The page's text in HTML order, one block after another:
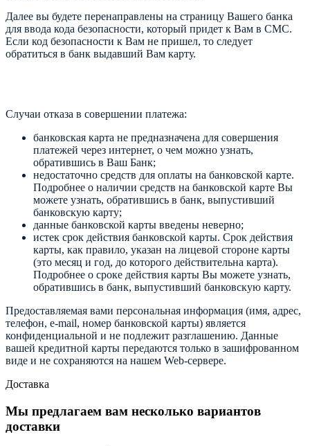
Далее вы будете перенаправлены на страницу Вашего банка
для ввода кода безопасности, который придет к Вам в СМС.
Если код безопасности к Вам не пришел, то следует
обратиться в банк выдавший Вам карту.
Случаи отказа в совершении платежа:
банковская карта не предназначена для совершения
платежей через интернет, о чем можно узнать,
обратившись в Ваш Банк;
недостаточно средств для оплаты на банковской карте.
Подробнее о наличии средств на банковской карте Вы
можете узнать, обратившись в банк, выпустивший
банковскую карту;
данные банковской карты введены неверно;
истек срок действия банковской карты. Срок действия
карты, как правило, указан на лицевой стороне карты
(это месяц и год, до которого действительна карта).
Подробнее о сроке действия карты Вы можете узнать,
обратившись в банк, выпустивший банковскую карту.
Предоставляемая вами персональная информация (имя, адрес,
телефон, e-mail, номер банковской карты) является
конфиденциальной и не подлежит разглашению. Данные
вашей кредитной карты передаются только в зашифрованном
виде и не сохраняются на нашем Web-сервере.
Доставка
Мы предлагаем вам несколько вариантов
доставки